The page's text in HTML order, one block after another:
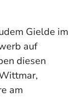
Gielde im
auf
diesen
am